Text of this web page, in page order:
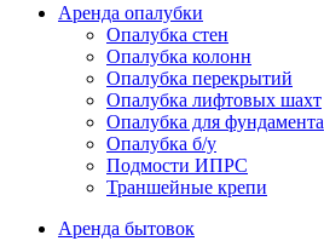
Аренда опалубки
Опалубка стен
Опалубка колонн
Опалубка перекрытий
Опалубка лифтовых шахт
Опалубка для фундамента
Опалубка б/у
Подмости ИПРС
Траншейные крепи
Аренда бытовок